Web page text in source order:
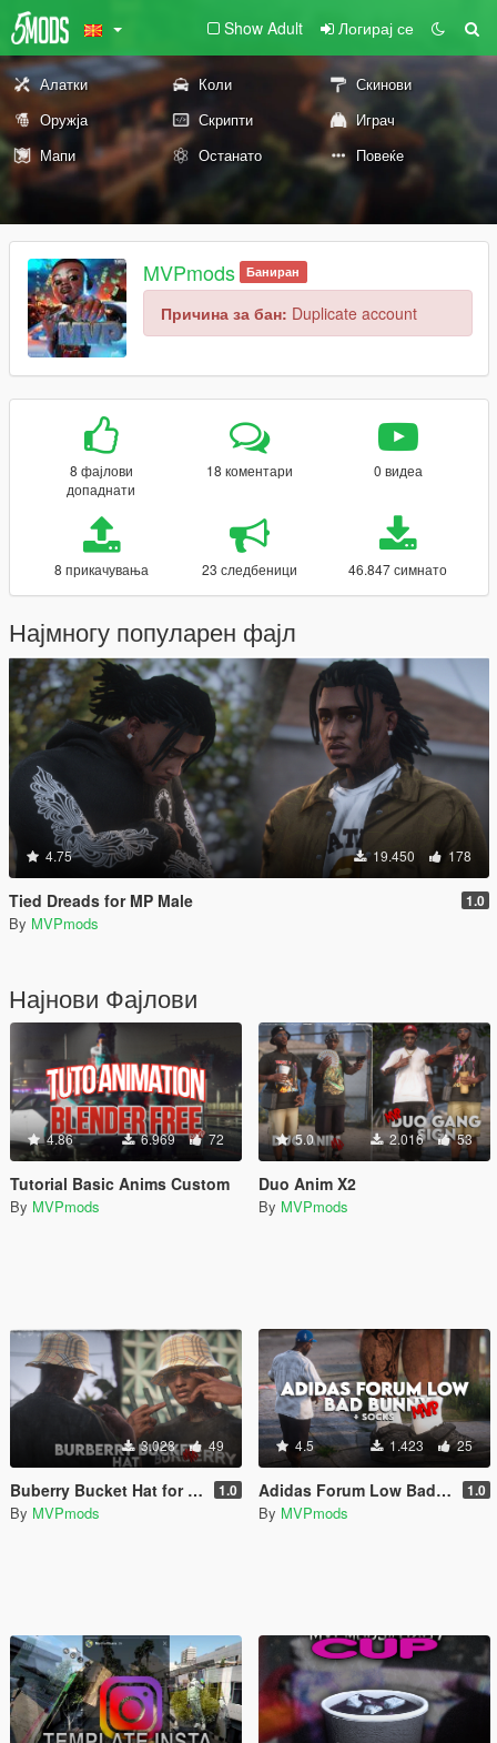
Show Adult Логирај се
Алатки Коли
Скинови
Оружја
Скрипти
Играч
Мапи
Останато Повеќе
MVPmods Баниран
Причина за бан: Duplicate account
8 фајлови
допаднати
18 коментари 0 видеа
8 прикачувања 23 следбеници 46.847 симнато
Најмногу популарен фајл
4.75 19.450 178
Tied Dreads for MP Male 1.0
By MVPmods
Најнови Фајлови
4.86 6.969 72
Tutorial Basic Anims Custom
By MVPmods
5.0 2.016 53
Duo Anim X2
By MVPmods
3.028 49
Buberry Bucket Hat for MP Female 1.0
By MVPmods
4.5 1.423 25
Adidas Forum Low Bad Bunny 1.0
By MVPmods